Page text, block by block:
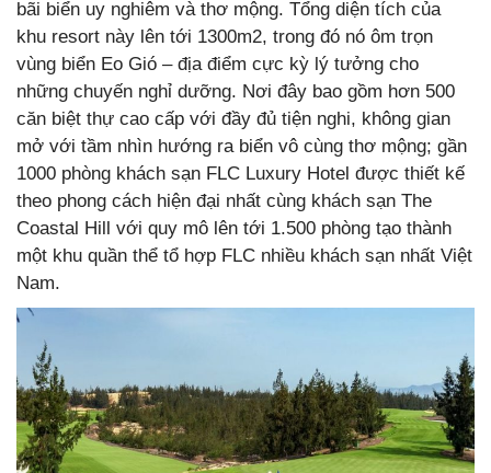
bãi biển uy nghiêm và thơ mộng. Tổng diện tích của
khu resort này lên tới 1300m2, trong đó nó ôm trọn
vùng biển Eo Gió – địa điểm cực kỳ lý tưởng cho
những chuyến nghỉ dưỡng. Nơi đây bao gồm hơn 500
căn biệt thự cao cấp với đầy đủ tiện nghi, không gian
mở với tầm nhìn hướng ra biển vô cùng thơ mộng; gần
1000 phòng khách sạn FLC Luxury Hotel được thiết kế
theo phong cách hiện đại nhất cùng khách sạn The
Coastal Hill với quy mô lên tới 1.500 phòng tạo thành
một khu quần thể tổ hợp FLC nhiều khách sạn nhất Việt
Nam.